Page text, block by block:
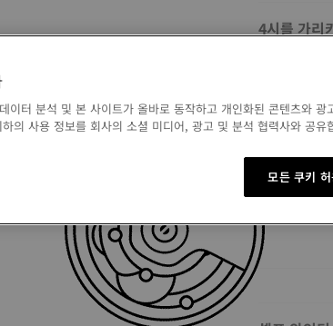
4시를 가리
단방향 베
까?
이터 분석 및 본 사이트가 올바로 동작하고 개인화된 콘텐츠와
의 사용 정보를 회사의 소셜 미디어, 광고 및 분석 협력사와 공유
모든 쿠키